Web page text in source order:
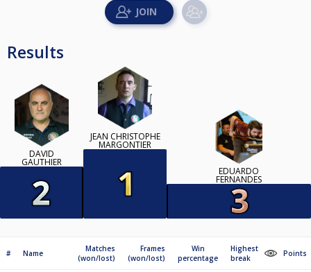
Results
DAVID
GAUTHIER
JEAN CHRISTOPHE
MARGONTIER
EDUARDO
FERNANDES
# Name
Matches
(won/lost)
Frames
(won/lost)
Win
percentage
Highest
break
Points